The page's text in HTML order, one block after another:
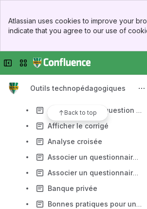
Top Bar
Sidebar
Atlassian uses cookies to improve your
indicate that you agree to our use of
Collapse sidebar
Switch sites or apps
Outils technopédagogiques
Back to top
Réactiver un questionnaire à partir du portail de cours
Activer le soutien technique
Affichage d'une question par page
Afficher le corrigé
Analyse croisée
Associer un questionnaire à un portail de cours
Associer un questionnaire à un site CHOPIN
Banque privée
Bonnes pratiques pour un examen réalisé avec la BIQ